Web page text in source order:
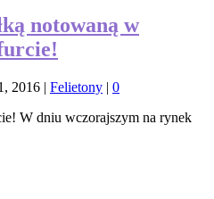
notowaną w
2016 | Felietony | 0
W dniu wczorajszym na rynek